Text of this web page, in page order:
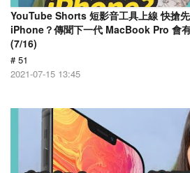
YouTube Shorts 短影音工具上線 快搶
iPhone？傳聞下一代 MacBook Pro 會
(7/16)
# 51
2021-07-15 13:45